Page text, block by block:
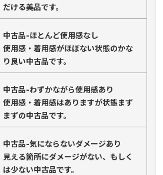
だける美品です。
中古品-ほとんど使用感なし
使用感・着用感がほぼない状態のかな
り良い中古品です。
中古品-わずかながら使用感あり
使用感・着用感はありますが状態まず
まずの中古品です。
中古品-気にならないダメージあり
見える箇所にダメージがない、もしく
は少ない中古品です。